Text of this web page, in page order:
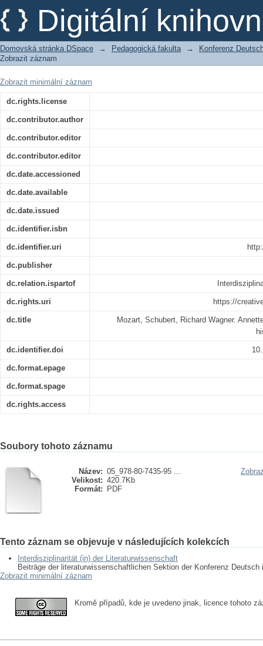
Digitální
Mozart, Schubert, Richard
historischen und kulturellen Kontext
Domovská stránka DSpace → Pedagogická fakulta →
Konferenz
Zobrazit záznam
Zobrazit minimální záznam
dc.rights.license
dc.contributor.author
dc.contributor.editor
dc.contributor.editor
dc.date.accessioned
dc.date.available
dc.date.issued
dc.identifier.isbn
dc.identifier.uri
dc.publisher
dc.relation.ispartof
dc.rights.uri https://
dc.title
Mozart, Schubert, Richard Wagner.
dc.identifier.doi
dc.format.epage
dc.format.spage
dc.rights.access
Soubory tohoto záznamu
Název: 05_978-80-7435-95 ...
Velikost: 420.7Kb
Formát:
PDF
Tento záznam se objevuje v následujících kolekcích
Interdisziplinarität (in) der Literaturwissenschaft
Beiträge der literaturwissenschaftlichen Sektion der Konferenz
Zobrazit minimální záznam
Kromě případů, kde je uvedeno jinak, licence tohoto